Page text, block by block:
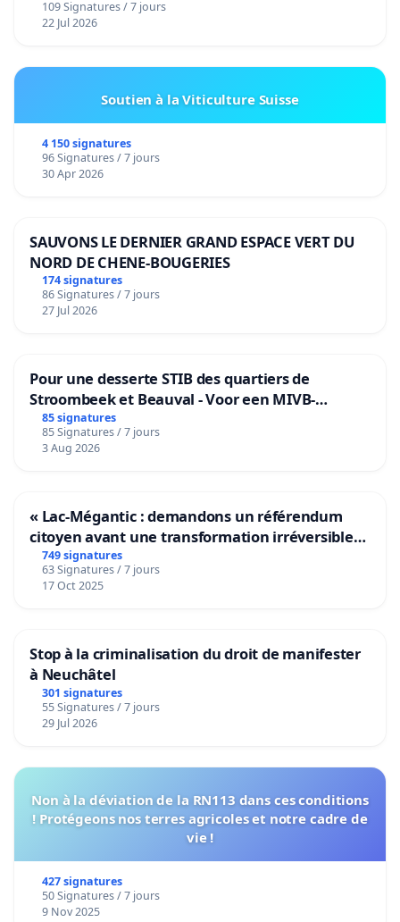
109 Signatures / 7 jours
22 Jul 2026
Soutien à la Viticulture Suisse
4 150 signatures
96 Signatures / 7 jours
30 Apr 2026
SAUVONS LE DERNIER GRAND ESPACE VERT DU
NORD DE CHENE-BOUGERIES
174 signatures
86 Signatures / 7 jours
27 Jul 2026
Pour une desserte STIB des quartiers de
Stroombeek et Beauval - Voor een MIVB-
bediening van de wijken Strombeek en Het
Voor
85 signatures
85 Signatures / 7 jours
3 Aug 2026
« Lac-Mégantic : demandons un référendum
citoyen avant une transformation irréversible
de notre territoire »
749 signatures
63 Signatures / 7 jours
17 Oct 2025
Stop à la criminalisation du droit de manifester
à Neuchâtel
301 signatures
55 Signatures / 7 jours
29 Jul 2026
Non à la déviation de la RN113 dans ces conditions
! Protégeons nos terres agricoles et notre cadre de
vie !
427 signatures
50 Signatures / 7 jours
9 Nov 2025